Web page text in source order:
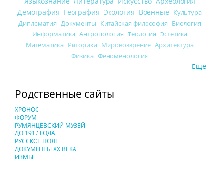
Демография География Экология Военные Культура
Дипломатия Документы Китайская философия Биология
Информатика Антропология Теология Эстетика
Математика Риторика Мировоззрение Архитектура
Физика Феноменология
Еще
Родственные сайты
ХРОНОС
ФОРУМ
РУМЯНЦЕВСКИЙ МУЗЕЙ
ДО 1917 ГОДА
РУССКОЕ ПОЛЕ
ДОКУМЕНТЫ XX ВЕКА
ИЗМЫ